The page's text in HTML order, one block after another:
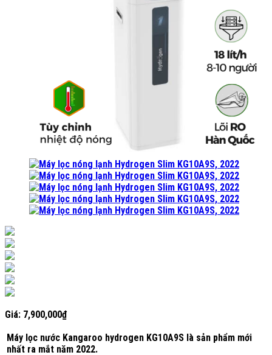
Giá: 7,900,000₫
Máy lọc nước Kangaroo hydrogen KG10A9S là sản phẩm mới
nhất ra mắt năm 2022.